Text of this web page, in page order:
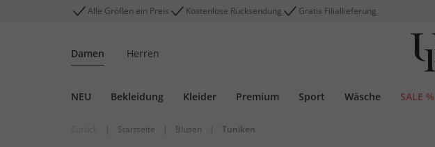
Alle Größen ein Preis Kostenlose Rücksendung Gratis Filiallieferung
Damen Herren
NEU Bekleidung Kleider Premium Sport Wäsche SALE %
| Startseite | Blusen | Tuniken